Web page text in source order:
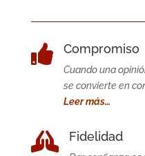
 Compromiso
Cuando una
se convierte en
Leer más…
 Fidelidad